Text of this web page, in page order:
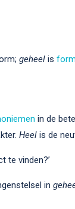
geheel is
in de
Heel is de
te vinden?’
in